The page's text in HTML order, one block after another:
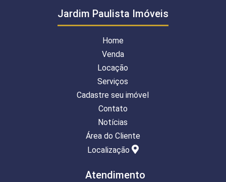
Jardim Paulista Imóveis
Home
Venda
Locação
Serviços
Cadastre seu imóvel
Contato
Notícias
Área do Cliente
Localização
Atendimento